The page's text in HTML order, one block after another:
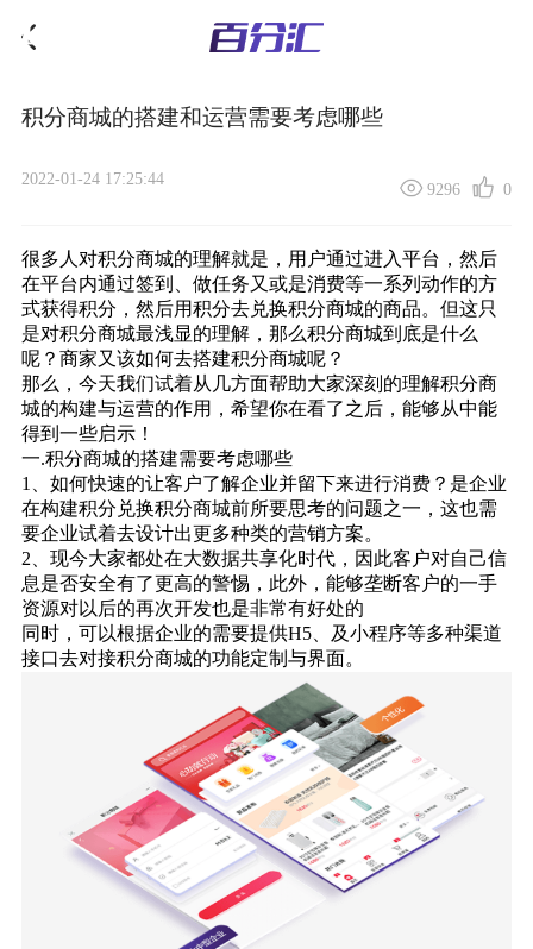
积分商城的搭建和运营需要考虑哪些
2022-01-24 17:25:44
9296 0
很多人对积分商城的理解就是，用户通过进入平台，然后
在平台内通过签到、做任务又或是消费等一系列动作的方
式获得积分，然后用积分去兑换积分商城的商品。但这只
是对积分商城最浅显的理解，那么积分商城到底是什么
呢？商家又该如何去搭建积分商城呢？
那么，今天我们试着从几方面帮助大家深刻的理解积分商
城的构建与运营的作用，希望你在看了之后，能够从中能
得到一些启示！
一.积分商城的搭建需要考虑哪些
1、如何快速的让客户了解企业并留下来进行消费？是企业
在构建积分兑换积分商城前所要思考的问题之一，这也需
要企业试着去设计出更多种类的营销方案。
2、现今大家都处在大数据共享化时代，因此客户对自己信
息是否安全有了更高的警惕，此外，能够垄断客户的一手
资源对以后的再次开发也是非常有好处的
同时，可以根据企业的需要提供H5、及小程序等多种渠道
接口去对接积分商城的功能定制与界面。